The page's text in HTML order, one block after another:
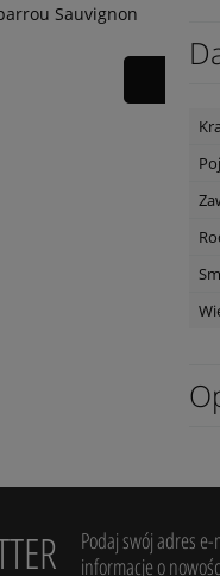
Sauvignon
39,90
Podaj swój adres
informacje o